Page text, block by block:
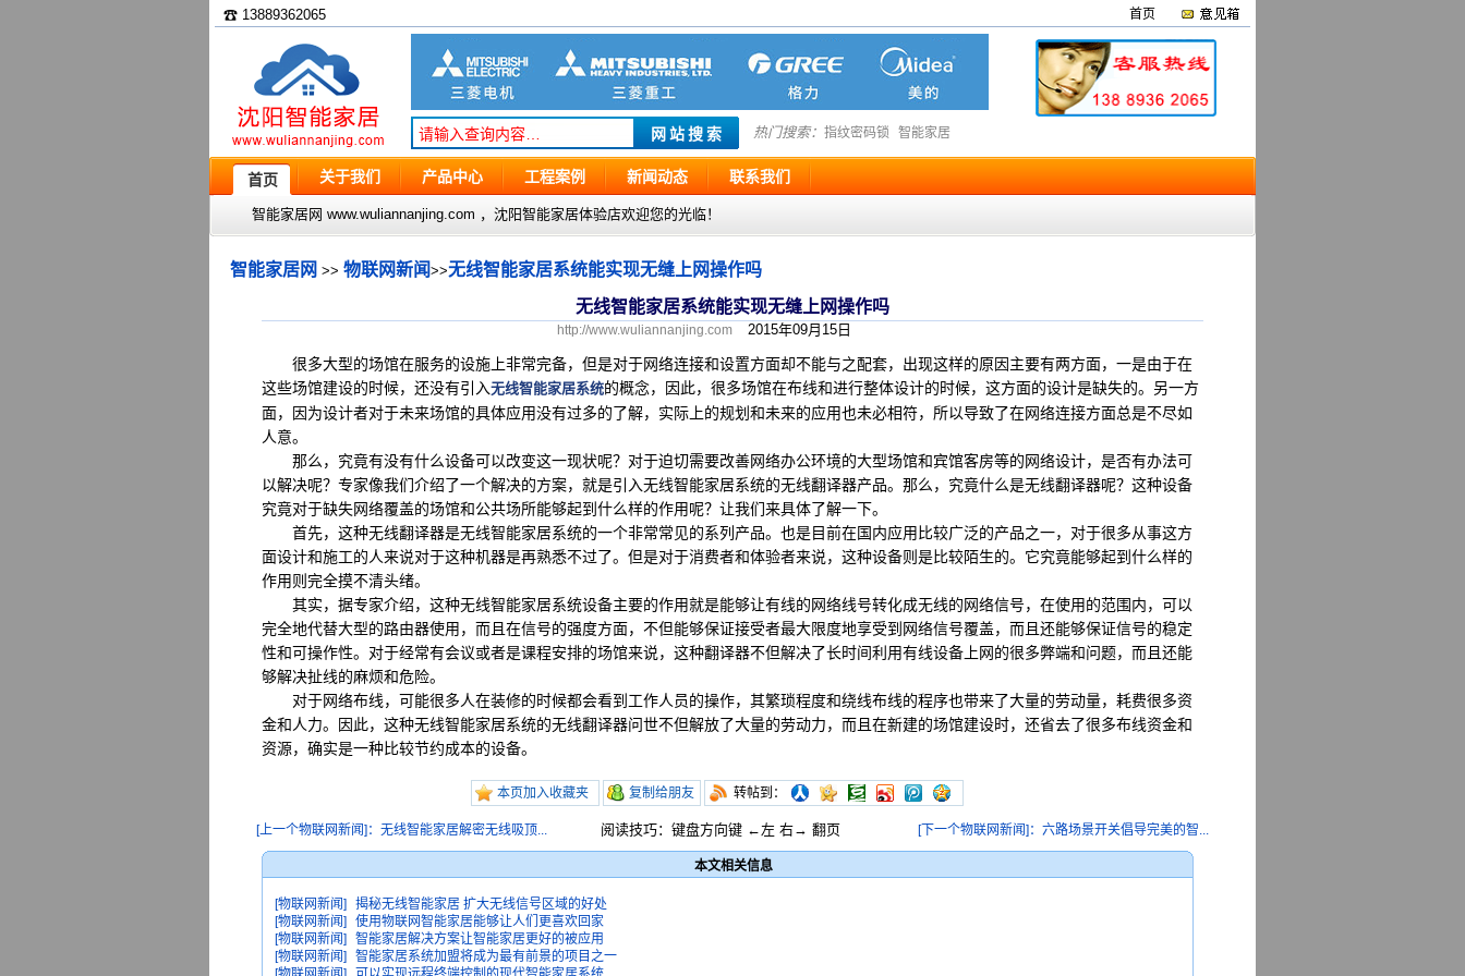
☎ 13889362065 首页
热门搜索： 指纹密码锁 智能家居
首页 关于我们 产品中心 工程案例 新闻动态 联系我们
智能家居网 www.wuliannanjing.com ，沈阳智能家居体验店欢迎您的光临！
智能家居网 >>物联网新闻>>无线智能家居系统能实现无缝上网操作吗
无线智能家居系统能实现无缝上网操作吗
http://www.wuliannanjing.com 2015年09月15日
很多大型的场馆在服务的设施上非常完备，但是对于网络连接和设置方面却不能与之配套，出现这样的原因主要有两方面，一是由于在
这些场馆建设的时候，还没有引入无线智能家居系统的概念，因此，很多场馆在布线和进行整体设计的时候，这方面的设计是缺失的。另一方
面，因为设计者对于未来场馆的具体应用没有过多的了解，实际上的规划和未来的应用也未必相符，所以导致了在网络连接方面总是不尽如
人意。
那么，究竟有没有什么设备可以改变这一现状呢？对于迫切需要改善网络办公环境的大型场馆和宾馆客房等的网络设计，是否有办法可
以解决呢？专家像我们介绍了一个解决的方案，就是引入无线智能家居系统的无线翻译器产品。那么，究竟什么是无线翻译器呢？这种设备
究竟对于缺失网络覆盖的场馆和公共场所能够起到什么样的作用呢？让我们来具体了解一下。
首先，这种无线翻译器是无线智能家居系统的一个非常常见的系列产品。也是目前在国内应用比较广泛的产品之一，对于很多从事这方
面设计和施工的人来说对于这种机器是再熟悉不过了。但是对于消费者和体验者来说，这种设备则是比较陌生的。它究竟能够起到什么样的
作用则完全摸不清头绪。
其实，据专家介绍，这种无线智能家居系统设备主要的作用就是能够让有线的网络线号转化成无线的网络信号，在使用的范围内，可以
完全地代替大型的路由器使用，而且在信号的强度方面，不但能够保证接受者最大限度地享受到网络信号覆盖，而且还能够保证信号的稳定
性和可操作性。对于经常有会议或者是课程安排的场馆来说，这种翻译器不但解决了长时间利用有线设备上网的很多弊端和问题，而且还能
够解决扯线的麻烦和危险。
对于网络布线，可能很多人在装修的时候都会看到工作人员的操作，其繁琐程度和绕线布线的程序也带来了大量的劳动量，耗费很多资
金和人力。因此，这种无线智能家居系统的无线翻译器问世不但解放了大量的劳动力，而且在新建的场馆建设时，还省去了很多布线资金和
资源，确实是一种比较节约成本的设备。
本页加入收藏夹 复制给朋友 转帖到：
[上一个物联网新闻]：无线智能家居解密无线吸顶... 阅读技巧：键盘方向键 ←左 右→ 翻页 [下一个物联网新闻]：六路场景开关倡导完美的智...
本文相关信息
[物联网新闻]
揭秘无线智能家居 扩大无线信号区域的好处
[物联网新闻]
使用物联网智能家居能够让人们更喜欢回家
[物联网新闻]
智能家居解决方案让智能家居更好的被应用
[物联网新闻]
智能家居系统加盟将成为最有前景的项目之一